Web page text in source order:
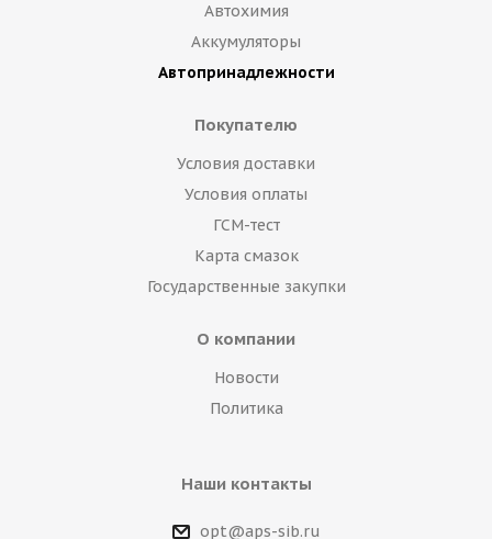
Автохимия
Аккумуляторы
Автопринадлежности
Покупателю
Условия доставки
Условия оплаты
ГСМ-тест
Карта смазок
Государственные закупки
О компании
Новости
Политика
Наши контакты
opt@aps-sib.ru